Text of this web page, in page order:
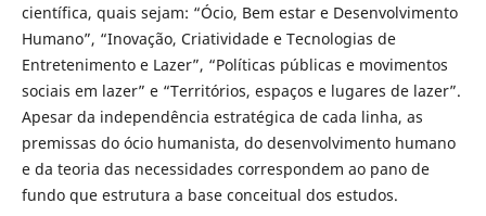
científica, quais sejam: “Ócio, Bem estar e Desenvolvimento
Humano”, “Inovação, Criatividade e Tecnologias de
Entretenimento e Lazer”, “Políticas públicas e movimentos
sociais em lazer” e “Territórios, espaços e lugares de lazer”.
Apesar da independência estratégica de cada linha, as
premissas do ócio humanista, do desenvolvimento humano
e da teoria das necessidades correspondem ao pano de
fundo que estrutura a base conceitual dos estudos.